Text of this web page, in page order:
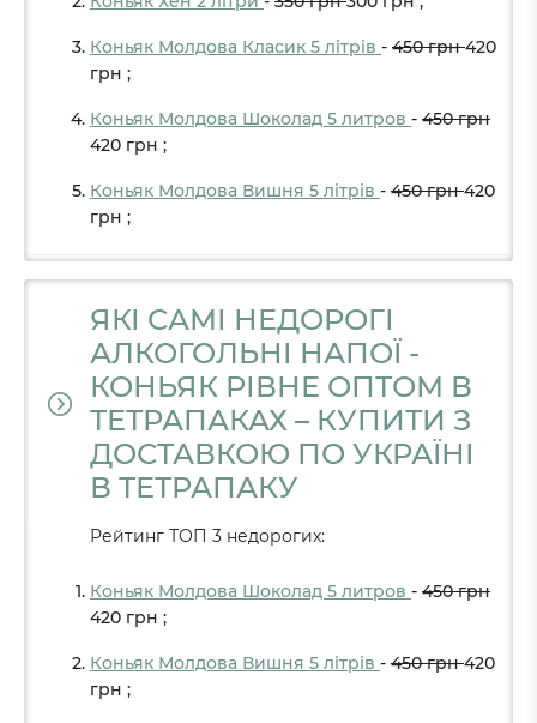
Коньяк Молдова Класик 5 літрів - 450грн420
грн ;
Коньяк Молдова Шоколад 5 литров - 450грн
420 грн ;
Коньяк Молдова Вишня 5 літрів - 450грн420
грн ;
ЯКІ САМІ НЕДОРОГІ
АЛКОГОЛЬНІ НАПОЇ -
КОНЬЯК РІВНЕ ОПТОМ В
ТЕТРАПАКАХ – КУПИТИ З
ДОСТАВКОЮ ПО УКРАЇНІ
В ТЕТРАПАКУ
Рейтинг ТОП 3 недорогих:
Коньяк Молдова Шоколад 5 литров - 450грн
420 грн ;
Коньяк Молдова Вишня 5 літрів - 450грн420
грн ;